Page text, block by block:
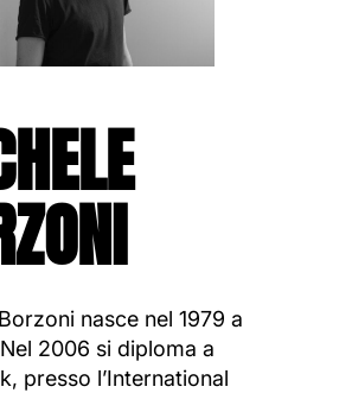
nasce nel 1979 a
2006 si diploma a
presso l’International